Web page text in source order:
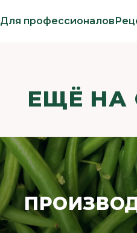
Для профессионалов
ЕЩЁ НА